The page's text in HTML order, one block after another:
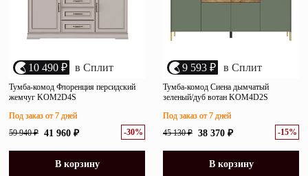
10 490 ₽ в Сплит
Тумба-комод Флоренция персидский
жемчуг KOM2D4S
59 940 ₽ 41 960 ₽ -30%
Под заказ от 7 дней
В корзину
9 593 ₽ в Сплит
Тумба-комод Сиена дымчатый
зеленый/дуб вотан KOM4D2S
45 130 ₽ 38 370 ₽ -15%
Под заказ от 7 дней
В корзину